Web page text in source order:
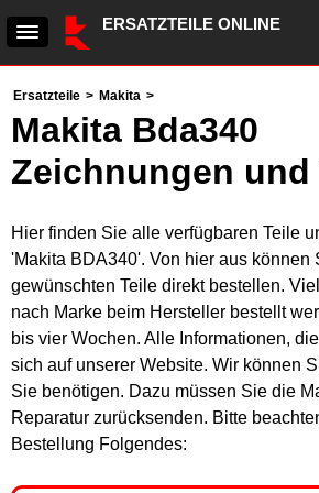
ERSATZTEILE ONLINE
Ersatzteile > Makita >
Makita Bda340
Zeichnungen und
Hier finden Sie alle verfügbaren Teile
'Makita BDA340'. Von hier aus können
gewünschten Teile direkt bestellen.
nach Marke beim Hersteller bestellt
bis vier Wochen. Alle Informationen,
sich auf unserer Website. Wir können
Sie benötigen. Dazu müssen Sie die
Reparatur zurücksenden. Bitte
Bestellung Folgendes: